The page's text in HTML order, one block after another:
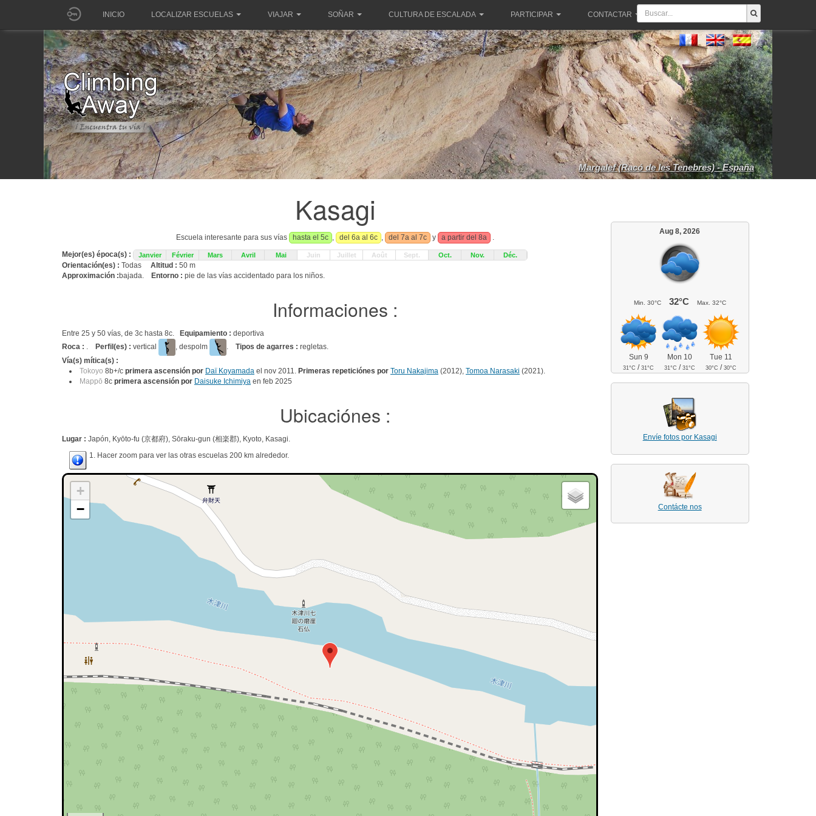
INICIO LOCALIZAR ESCUELAS VIAJAR SOÑAR CULTURA DE ESCALADA PARTICIPAR CONTACTAR
Margalef (Racó de les Tenebres) - España
Kasagi
Escuela interesante para sus vías hasta el 5c , del 6a al 6c , del 7a al 7c y a partir del 8a .
Mejor(es) época(s) : Janvier Février Mars Avril Mai Juin Juillet Août Sept. Oct. Nov. Déc.
Orientación(es) : Todas Altitud : 50 m
Approximación :bajada. Entorno : pie de las vías accidentado para los niños.
Informaciones :
Entre 25 y 50 vías, de 3c hasta 8c. Equipamiento : deportiva
Roca : . Perfil(es) : vertical , despolm . Tipos de agarres : regletas.
Vía(s) mítica(s) :
Tokoyo 8b+/c primera ascensión por Daï Koyamada el nov 2011. Primeras repeticiónes por Toru Nakajima (2012), Tomoa Narasaki (2021).
Mappō 8c primera ascensión por Daisuke Ichimiya en feb 2025
Ubicaciónes :
Lugar : Japón, Kyōto-fu (京都府), Sōraku-gun (相楽郡), Kyoto, Kasagi.
1. Hacer zoom para ver las otras escuelas 200 km alrededor.
+
−
Aug 8, 2026
Min. 30°C 32°C Max. 32°C
Sun 9
31°C /31°C
Mon 10
31°C /31°C
Tue 11
30°C /30°C
Envíe fotos por Kasagi
Contácte nos